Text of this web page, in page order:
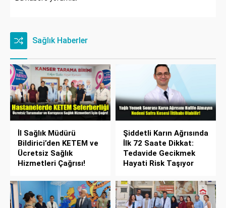
Sağlık Haberler
İl Sağlık Müdürü
Bildirici’den KETEM ve
Ücretsiz Sağlık
Hizmetleri Çağrısı!
Şiddetli Karın Ağrısında
İlk 72 Saate Dikkat:
Tedavide Gecikmek
Hayati Risk Taşıyor